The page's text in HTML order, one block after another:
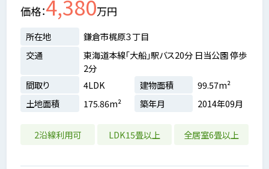
価格 4,380万円
所在地
鎌倉市梶原３丁目
交通
東海道本線「大船」駅バス20分 日当公園 停歩
2分
間取り
4LDK 建物面積
99.57m²
土地面積
175.86m² 築年月 2014年09月
2沿線利用可 LDK15畳以上 全居室6畳以上